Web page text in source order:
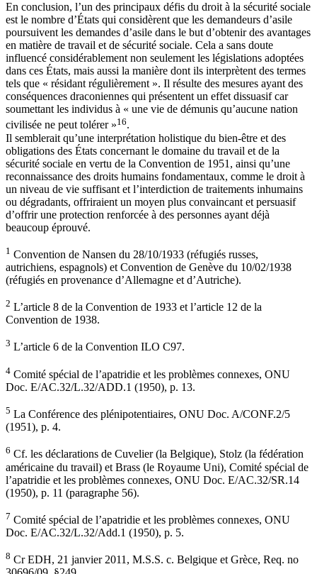
En conclusion, l’un des principaux défis du droit à la sécurité sociale
est le nombre d’États qui considèrent que les demandeurs d’asile
poursuivent les demandes d’asile dans le but d’obtenir des avantages
en matière de travail et de sécurité sociale. Cela a sans doute
influencé considérablement non seulement les législations adoptées
dans ces États, mais aussi la manière dont ils interprètent des termes
tels que « résidant régulièrement ». Il résulte des mesures ayant des
conséquences draconiennes qui présentent un effet dissuasif car
soumettant les individus à « une vie de démunis qu’aucune nation
civilisée ne peut tolérer »16.
Il semblerait qu’une interprétation holistique du bien-être et des
obligations des États concernant le domaine du travail et de la
sécurité sociale en vertu de la Convention de 1951, ainsi qu’une
reconnaissance des droits humains fondamentaux, comme le droit à
un niveau de vie suffisant et l’interdiction de traitements inhumains
ou dégradants, offriraient un moyen plus convaincant et persuasif
d’offrir une protection renforcée à des personnes ayant déjà
beaucoup éprouvé.
1 Convention de Nansen du 28/10/1933 (réfugiés russes,
autrichiens, espagnols) et Convention de Genève du 10/02/1938
(réfugiés en provenance d’Allemagne et d’Autriche).
2 L’article 8 de la Convention de 1933 et l’article 12 de la
Convention de 1938.
3 L’article 6 de la Convention ILO C97.
4 Comité spécial de l’apatridie et les problèmes connexes, ONU
Doc. E/AC.32/L.32/ADD.1 (1950), p. 13.
5 La Conférence des plénipotentiaires, ONU Doc. A/CONF.2/5
(1951), p. 4.
6 Cf. les déclarations de Cuvelier (la Belgique), Stolz (la fédération
américaine du travail) et Brass (le Royaume Uni), Comité spécial de
l’apatridie et les problèmes connexes, ONU Doc. E/AC.32/SR.14
(1950), p. 11 (paragraphe 56).
7 Comité spécial de l’apatridie et les problèmes connexes, ONU
Doc. E/AC.32/L.32/Add.1 (1950), p. 5.
8 Cr EDH, 21 janvier 2011, M.S.S. c. Belgique et Grèce, Req. no